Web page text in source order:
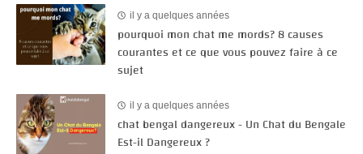
il y a quelques années
pourquoi mon chat me mords? 8 causes
courantes et ce que vous pouvez faire à ce
sujet
il y a quelques années
chat bengal dangereux - Un Chat du Bengale
Est-il Dangereux ?